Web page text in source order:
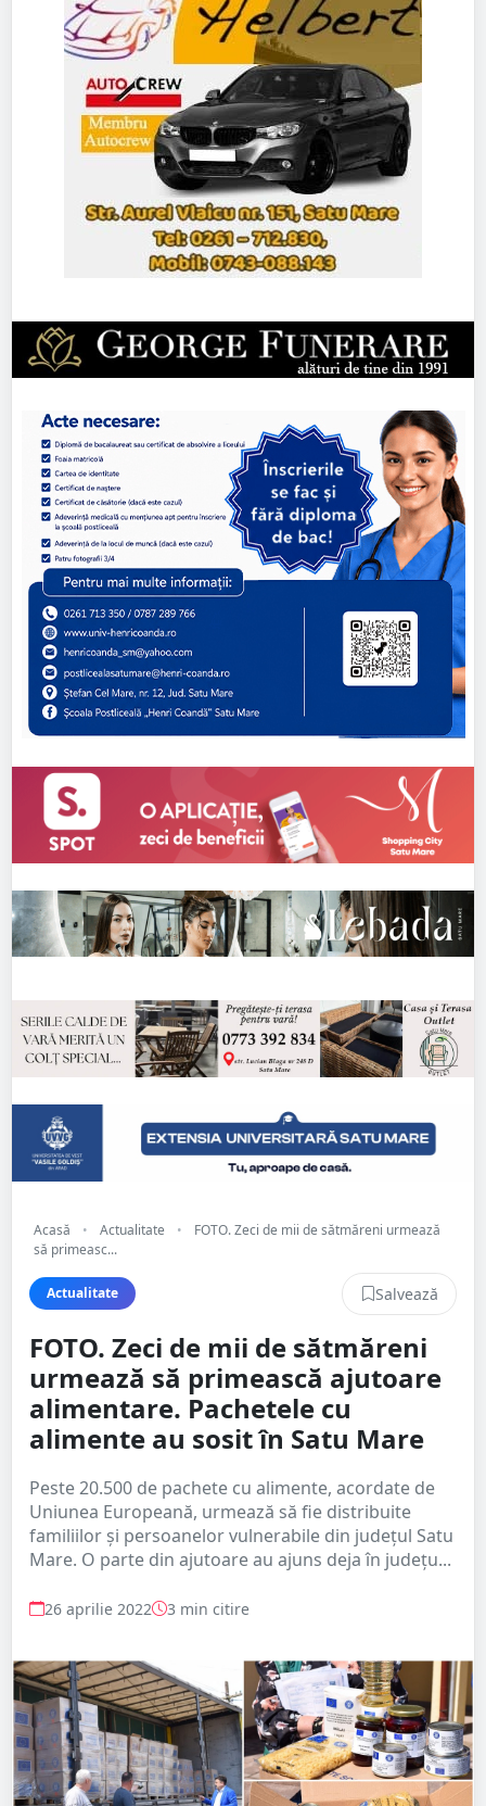
Acasă • Actualitate •
FOTO. Zeci de mii de sătmăreni urmează
să primeasc...
Actualitate Salvează
FOTO. Zeci de mii de sătmăreni
urmează să primească ajutoare
alimentare. Pachetele cu
alimente au sosit în Satu Mare
Peste 20.500 de pachete cu alimente, acordate de
Uniunea Europeană, urmează să fie distribuite
familiilor și persoanelor vulnerabile din județul Satu
Mare. O parte din ajutoare au ajuns deja în județu...
26 aprilie 2022 3 min citire